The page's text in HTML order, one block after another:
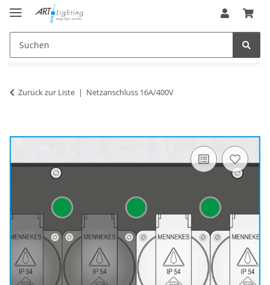
Zurück zur Liste Netzanschluss 16A/400V